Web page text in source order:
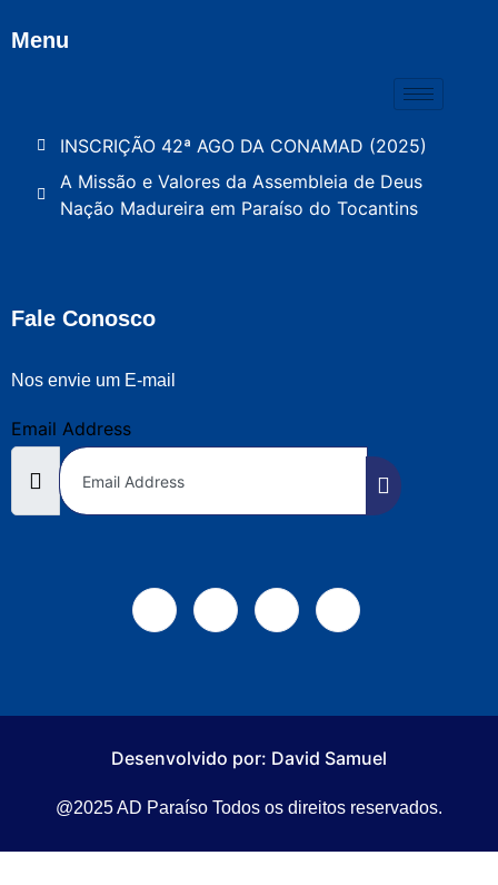
Menu
INSCRIÇÃO 42ª AGO DA CONAMAD (2025)
A Missão e Valores da Assembleia de Deus
Nação Madureira em Paraíso do Tocantins
Fale Conosco
Nos envie um E-mail
Email Address
Desenvolvido por: David Samuel
@2025 AD Paraíso Todos os direitos reservados.